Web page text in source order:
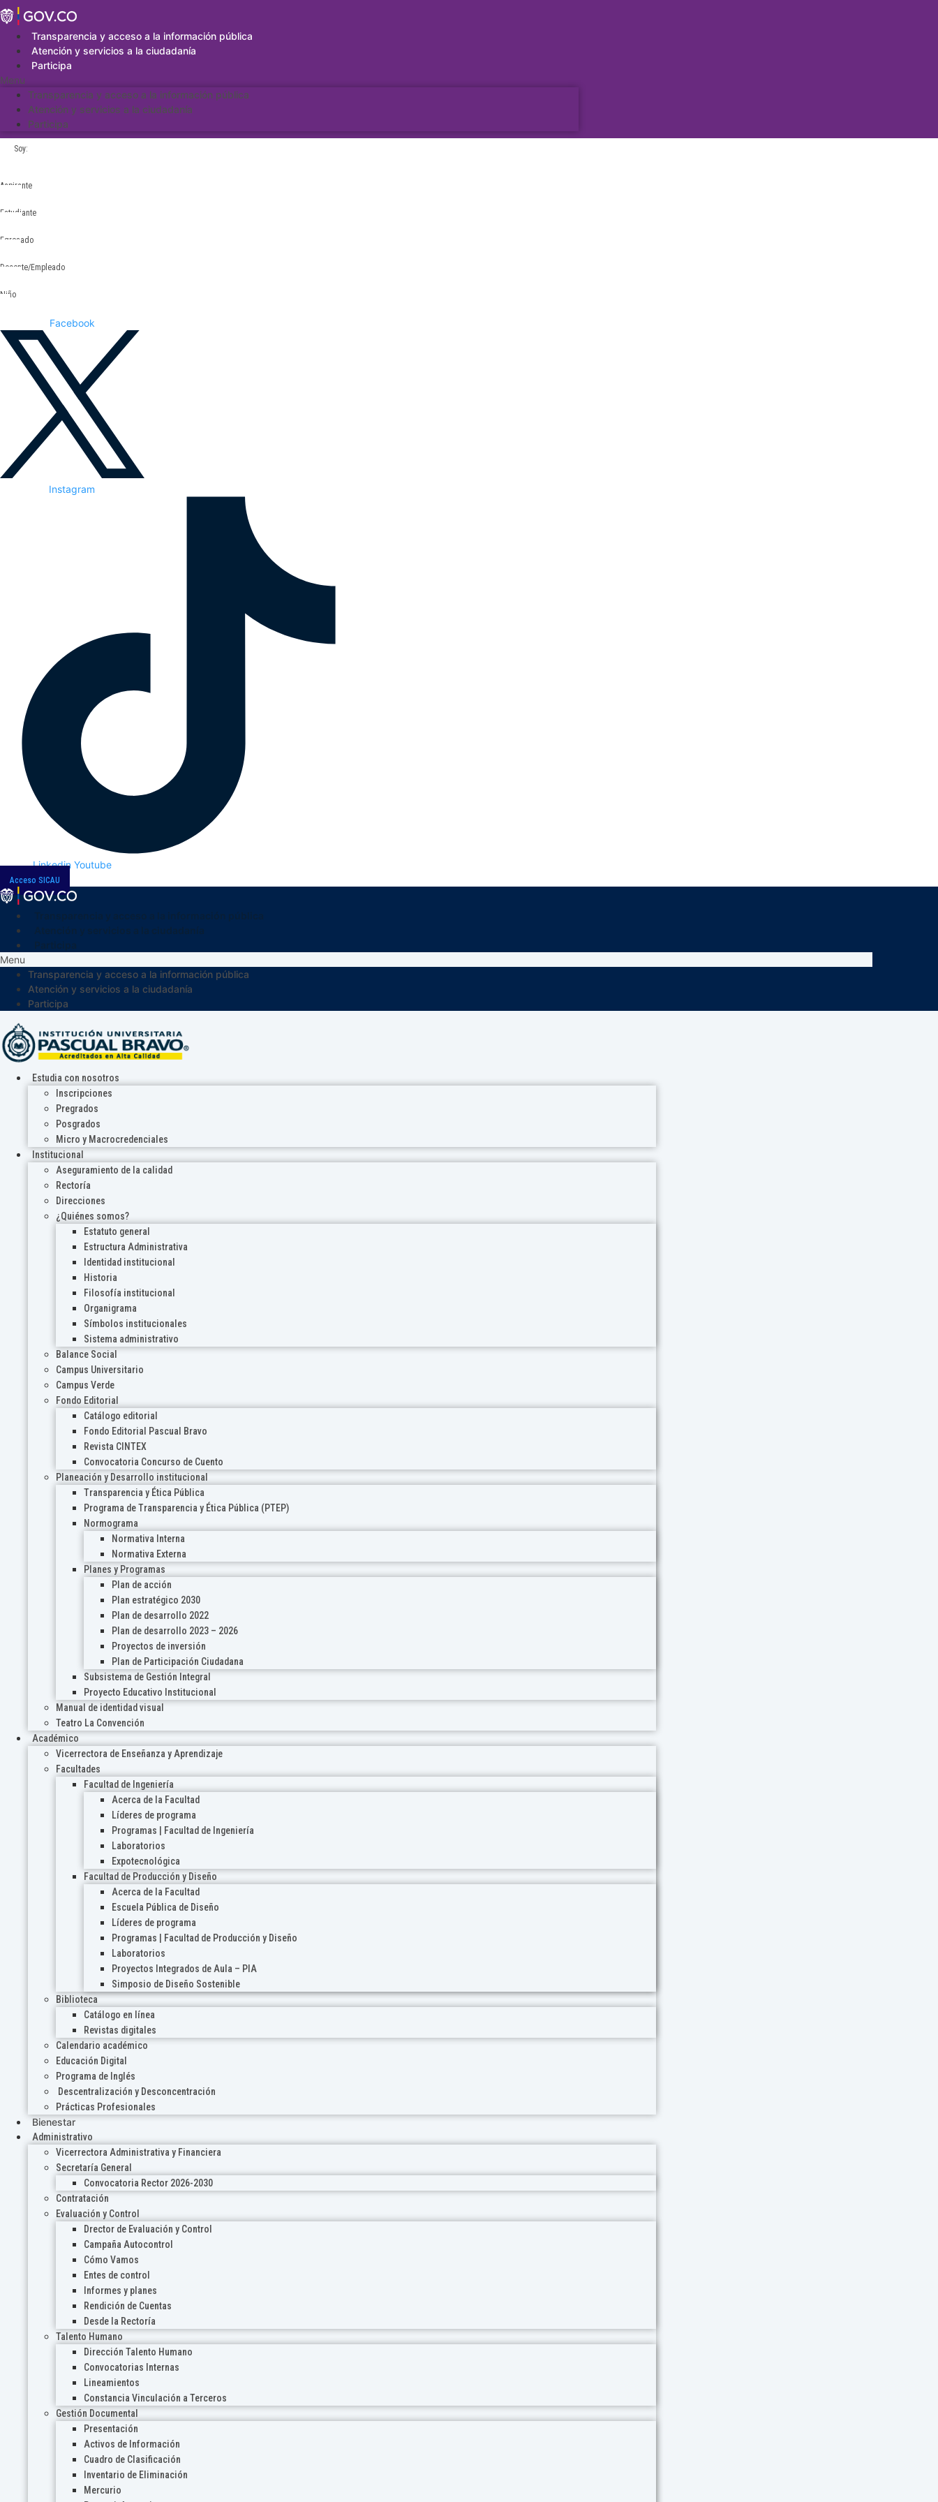
Saltar
al
contenidoTransparencia y acceso a la información pública
Atención y servicios a la ciudadanía
Participa
Menu
Transparencia y acceso a la información pública
Atención y servicios a la ciudadanía
Participa
Soy:
Aspirante
Estudiante
Egresado
Docente/Empleado
Niño
Facebook
Instagram
Linkedin Youtube
Acceso SICAU
Menu
Transparencia y acceso a la información pública
Atención y servicios a la ciudadanía
Participa
Estudia con nosotros
Inscripciones
Pregrados
Posgrados
Micro y Macrocredenciales
Institucional
Aseguramiento de la calidad
Rectoría
Direcciones
¿Quiénes somos?
Estatuto general
Estructura Administrativa
Identidad institucional
Historia
Filosofía institucional
Organigrama
Símbolos institucionales
Sistema administrativo
Balance Social
Campus Universitario
Campus Verde
Fondo Editorial
Catálogo editorial
Fondo Editorial Pascual Bravo
Revista CINTEX
Convocatoria Concurso de Cuento
Planeación y Desarrollo institucional
Transparencia y Ética Pública
Programa de Transparencia y Ética Pública (PTEP)
Normograma
Normativa Interna
Normativa Externa
Planes y Programas
Plan de acción
Plan estratégico 2030
Plan de desarrollo 2022
Plan de desarrollo 2023 – 2026
Proyectos de inversión
Plan de Participación Ciudadana
Subsistema de Gestión Integral
Proyecto Educativo Institucional
Manual de identidad visual
Teatro La Convención
Académico
Vicerrectora de Enseñanza y Aprendizaje
Facultades
Facultad de Ingeniería
Acerca de la Facultad
Líderes de programa
Programas | Facultad de Ingeniería
Laboratorios
Expotecnológica
Facultad de Producción y Diseño
Acerca de la Facultad
Escuela Pública de Diseño
Líderes de programa
Programas | Facultad de Producción y Diseño
Laboratorios
Proyectos Integrados de Aula – PIA
Simposio de Diseño Sostenible
Biblioteca
Catálogo en línea
Revistas digitales
Calendario académico
Educación Digital
Programa de Inglés
Descentralización y Desconcentración
Prácticas Profesionales
Bienestar
Administrativo
Vicerrectora Administrativa y Financiera
Secretaría General
Convocatoria Rector 2026-2030
Contratación
Evaluación y Control
Drector de Evaluación y Control
Campaña Autocontrol
Cómo Vamos
Entes de control
Informes y planes
Rendición de Cuentas
Desde la Rectoría
Talento Humano
Dirección Talento Humano
Convocatorias Internas
Lineamientos
Constancia Vinculación a Terceros
Gestión Documental
Presentación
Activos de Información
Cuadro de Clasificación
Inventario de Eliminación
Mercurio